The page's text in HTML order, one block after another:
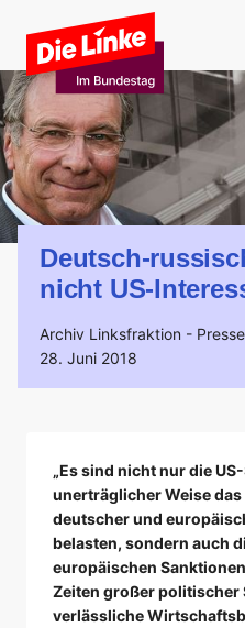
Zum Hauptinhalt springen
Deutsch-
nicht US-
Archiv Linksfraktion -
28. Juni 2018
„Es sind nicht nur die
unerträglicher Weise
deutscher und
belasten, sondern auch
europäischen
Zeiten großer politischer
verlässliche